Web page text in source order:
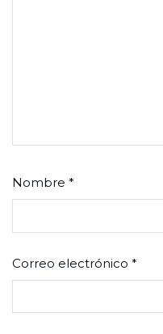
Nombre *
Correo electrónico *